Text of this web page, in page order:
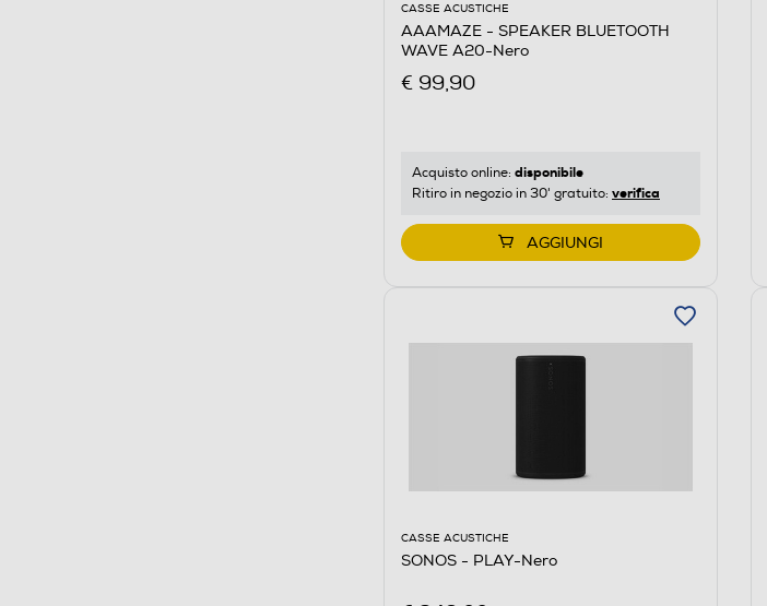
CASSE ACUSTICHE
AAAMAZE - SPEAKER BLUETOOTH
WAVE A20-Nero
€ 99,90
Acquisto online: disponibile
Ritiro in negozio in 30' gratuito: verifica
AGGIUNGI
CASSE ACUSTICHE
SONOS - PLAY-Nero